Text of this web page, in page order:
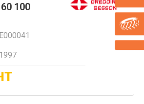
100
E000041
1997